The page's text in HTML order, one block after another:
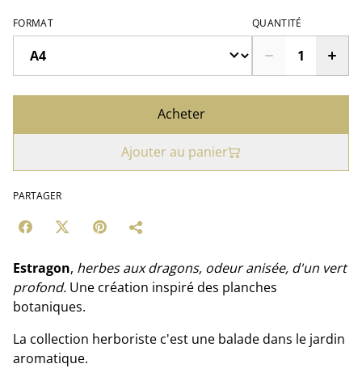
FORMAT QUANTITÉ
Acheter
Ajouter au panier
PARTAGER
Estragon, herbes aux dragons, odeur anisée, d'un vert
profond. Une création inspiré des planches
botaniques.
La collection herboriste c'est une balade dans le jardin
aromatique.